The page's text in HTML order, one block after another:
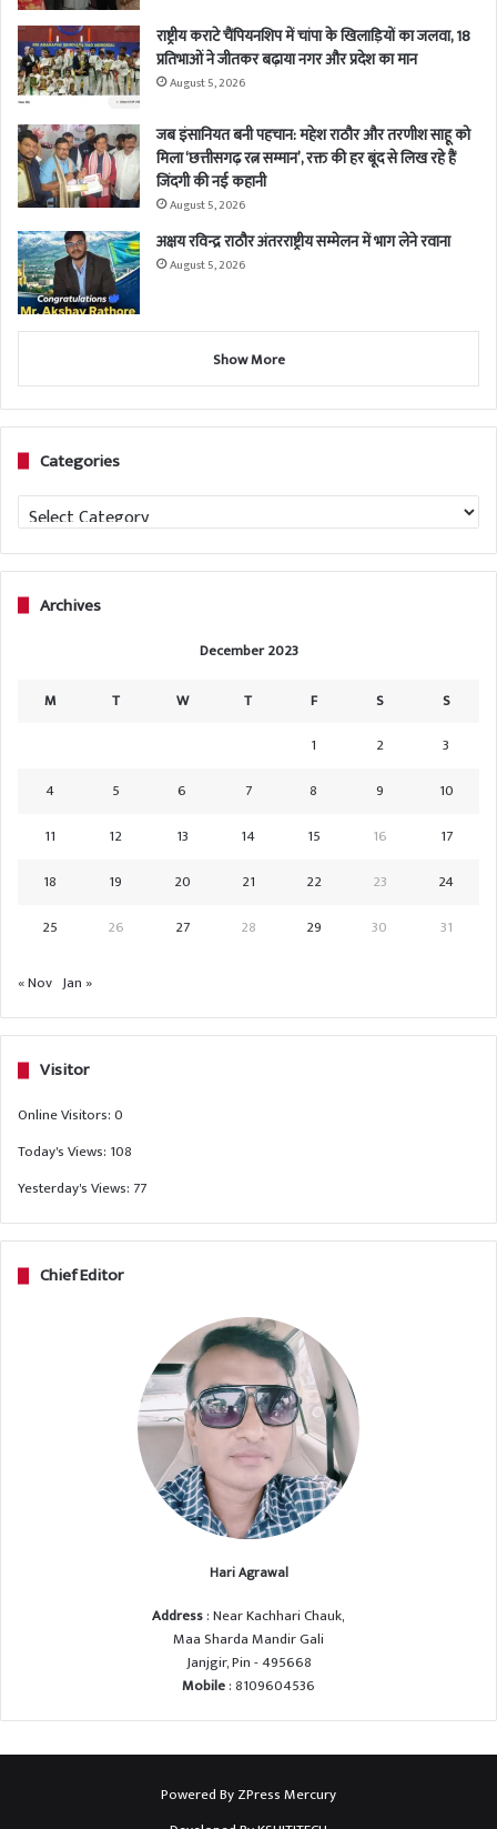
राष्ट्रीय कराटे चैंपियनशिप में चांपा के खिलाड़ियों का जलवा, 18
प्रतिभाओं ने जीतकर बढ़ाया नगर और प्रदेश का मान
August 5, 2026
जब इंसानियत बनी पहचान: महेश राठौर और तरणीश साहू को
मिला ‘छत्तीसगढ़ रत्न सम्मान’, रक्त की हर बूंद से लिख रहे हैं
जिंदगी की नई कहानी
August 5, 2026
अक्षय रविन्द्र राठौर अंतरराष्ट्रीय सम्मेलन में भाग लेने रवाना
August 5, 2026
Show More
Categories
Categories
Archives
December 2023
M T W T F S
S
1
2
3
4
5 6 7 8 9
10
11
12 13 14 15 16
17
18
19 20 21 22 23
24
25
26 27 28 29 30 31
« Nov Jan »
Visitor
Online Visitors:0
Today's Views: 108
Yesterday's Views: 77
Chief Editor
Hari Agrawal
Address: Near Kachhari Chauk,
Maa Sharda Mandir Gali
Janjgir, Pin - 495668
Mobile: 8109604536
Powered ByZPress Mercury